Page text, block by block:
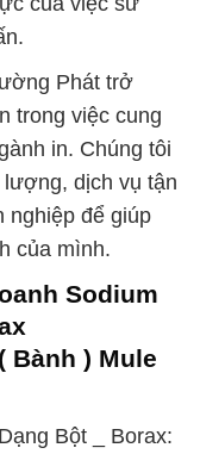
Phát trở
trong việc cung
in. Chúng tôi
dịch vụ tận
nghiệp để giúp
của mình.
Sodium
Bành ) Mule
Bột _ Borax: